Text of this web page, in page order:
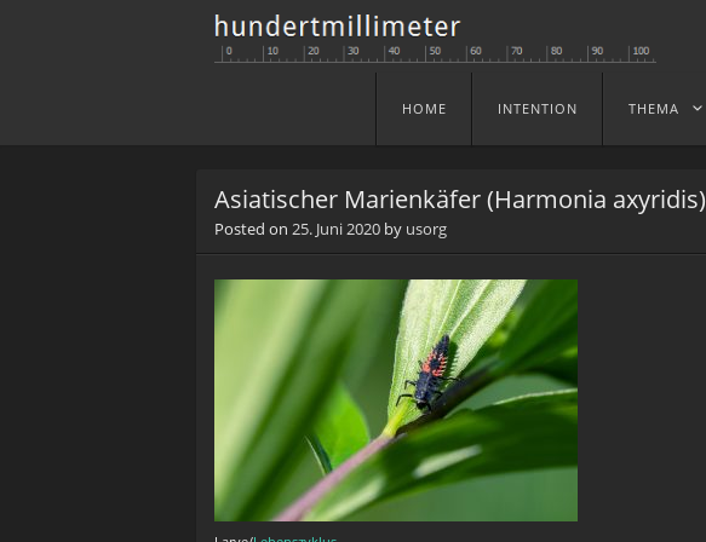
Menu
Skip to content
HOME INTENTION THEMA
Asiatischer Marienkäfer (Harmonia axyridis)
Posted on 25. Juni 2020 by usorg